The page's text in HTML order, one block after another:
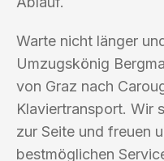
Warte nicht länger
Umzugskönig
von Graz nach
Klaviertransport. Wir
zur Seite und freuen
bestmöglichen